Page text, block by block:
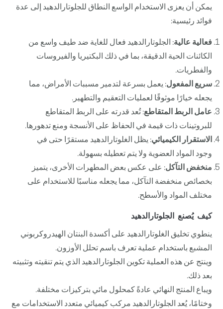
يمكن أن يعزى الاستخدام الواسع النطاق للجلوتارالدهيد إلى عدة
فوائد رئيسية:
فعالية عالية: الجلوتارالدهيد فعال للغاية ضد طيف واسع من
الكائنات الحية الدقيقة، بما في ذلك البكتيريا والفيروسات
والفطريات.
سريع المفعول: يعمل بسرعة لتدمير مسببات الأمراض، مما
يجعله خيارًا موثوقًا لعمليات التعقيم والتطهير.
عامل الربط المتقاطع: تُعد قدرته على الربط المتقاطع
للبروتينات ذات قيمة في الحفاظ على الأنسجة ومنع تدهورها.
الاستقرار الكيميائي: يظل الغلوتارالدهيد مستقرًا حتى في
وجود المواد العضوية ولا يتم تعطيله بسهولة.
منخفض التآكل: على عكس بعض المطهرات الأخرى، يتميز
بخصائص منخفضة التآكل، مما يجعله مناسبًا للاستخدام على
مختلف المواد والأسطح.
كيف يُصنع الجلوتارالدهيد
ينطوي تخليق الغلوتارالدهيد على أكسدة البنتان الهيدروكربوني
المشبع باستخدام عملية تعرف باسم تحلل الأوزون.
وينتج عن هذه العملية تكوين الجلوتارالدهيد الذي يتم تنقيته وتثبيته
بعد ذلك.
ويباع المنتج النهائي عادةً كمحلول مائي بتركيزات مختلفة.
وختامًا، يُعد الجلوتارالدهيد مركب كيميائي متعدد الاستخدامات مع